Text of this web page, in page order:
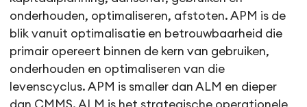
onderhouden, optimaliseren, afstoten. APM is de
blik vanuit optimalisatie en betrouwbaarheid die
primair opereert binnen de kern van gebruiken,
onderhouden en optimaliseren van die
levenscyclus. APM is smaller dan ALM en dieper